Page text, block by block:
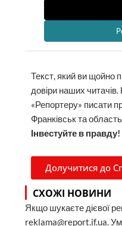
Текст, який ви щойно
довіри наших
«Репортеру» писати
Франківськ та
Інвестуйте в правду!
Долучитися до
СХОЖІ НОВИНИ
Якщо шукаєте дієвої
reklama@report.if.ua.